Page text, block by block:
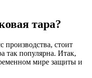
тара?
производства, стоит
так популярна. Итак,
мире защиты и